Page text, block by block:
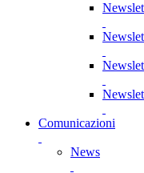
Comunicazioni
News